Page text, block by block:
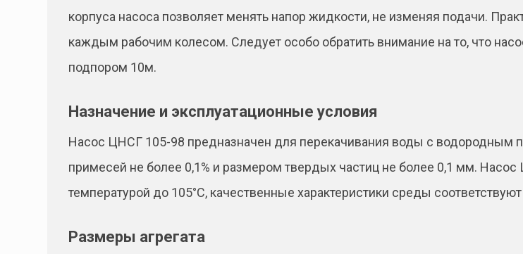
корпуса насоса позволяет менять напор жидкости, не изменяя подачи.
каждым рабочим колесом. Следует особо обратить внимание на то, что
подпором 10м.
Назначение и эксплуатационные условия
Насос ЦНСГ 105-98 предназначен для перекачивания воды с водородным
примесей не более 0,1% и размером твердых частиц не более 0,1 мм.
температурой до 105°C, качественные характеристики среды
Размеры агрегата